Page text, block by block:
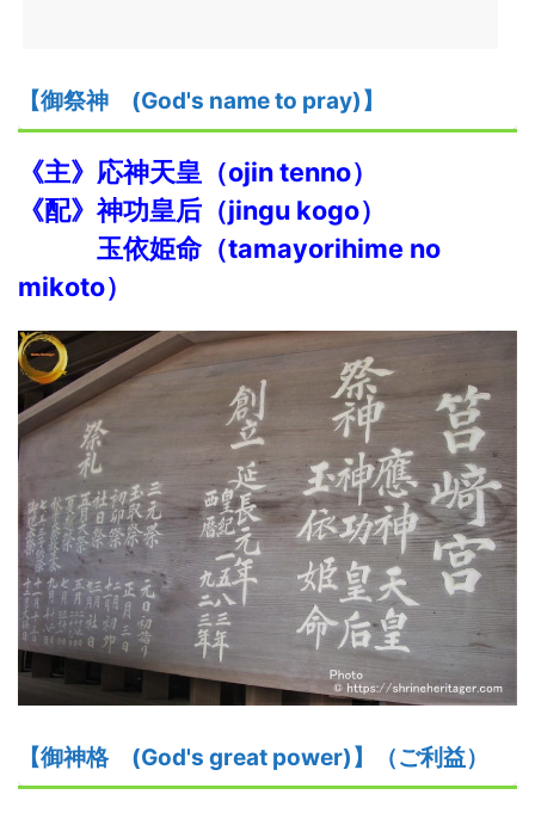
【御祭神 (God's name to pray)】
《主》応神天皇（ojin tenno）
《配》神功皇后（jingu kogo）
玉依姫命（tamayorihime no
mikoto）
【御神格 (God's great power)】（ご利益）